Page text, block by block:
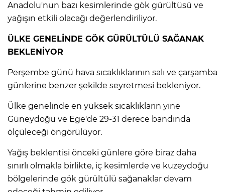
Anadolu'nun bazı kesimlerinde gök gürültüsü ve
yağışın etkili olacağı değerlendiriliyor.
ÜLKE GENELİNDE GÖK GÜRÜLTÜLÜ SAĞANAK
BEKLENİYOR
Perşembe günü hava sıcaklıklarının salı ve çarşamba
günlerine benzer şekilde seyretmesi bekleniyor.
Ülke genelinde en yüksek sıcaklıkların yine
Güneydoğu ve Ege'de 29-31 derece bandında
ölçüleceği öngörülüyor.
Yağış beklentisi önceki günlere göre biraz daha
sınırlı olmakla birlikte, iç kesimlerde ve kuzeydoğu
bölgelerinde gök gürültülü sağanaklar devam